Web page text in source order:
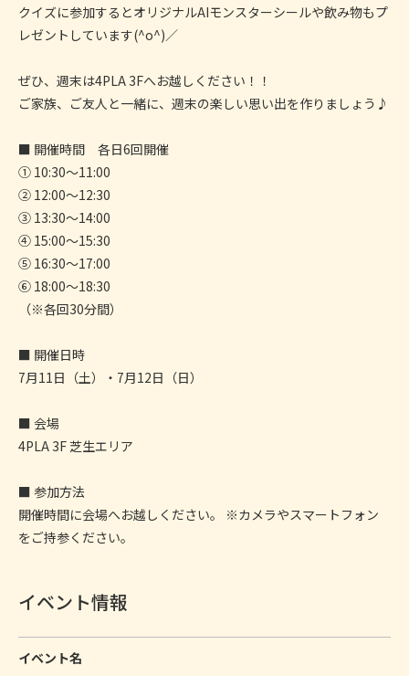
クイズに参加するとオリジナルAIモンスターシールや飲み物もプ
レゼントしています(^o^)／
ぜひ、週末は4PLA 3Fへお越しください！！
ご家族、ご友人と一緒に、週末の楽しい思い出を作りましょう♪
■ 開催時間 各日6回開催
① 10:30〜11:00
② 12:00〜12:30
③ 13:30〜14:00
④ 15:00〜15:30
⑤ 16:30〜17:00
⑥ 18:00〜18:30
（※各回30分間）
■ 開催日時
7月11日（土）・7月12日（日）
■ 会場
4PLA 3F 芝生エリア
■ 参加方法
開催時間に会場へお越しください。 ※カメラやスマートフォン
をご持参ください。
イベント情報
イベント名